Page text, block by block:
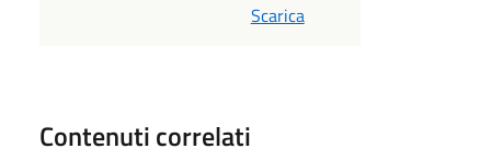
Scarica
Contenuti correlati